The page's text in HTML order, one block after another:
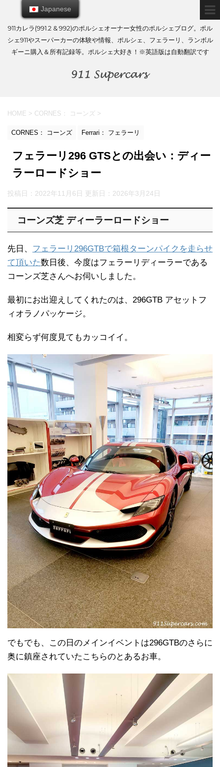
911カレラ(991.2 & 992)のポルシェオーナー女性のポルシェブログ。ポル
シェ911やスーパーカーの体験や情報、ポルシェ、フェラーリ、ランボル
ギーニ購入＆所有記録等。ポルシェ大好き！※英語版は自動翻訳です
HOME > CORNES： コーンズ >
CORNES： コーンズ Ferrari： フェラーリ
フェラーリ296 GTSとの出会い：ディー
ラーロードショー
投稿日：2022年11月6日 更新日： 2026年3月24日
コーンズ芝 ディーラーロードショー
先日、 フェラーリ296GTBで箱根ターンパイクを走らせ
て頂いた数日後、今度はフェラーリディーラーである
コーンズ芝さんへお伺いしました。
最初にお出迎えしてくれたのは、296GTB アセットフ
ィオラノパッケージ。
相変らず何度見てもカッコイイ。
でもでも、この日のメインイベントは296GTBのさらに
奥に鎮座されていたこちらのとあるお車。
Japanese
Japanese